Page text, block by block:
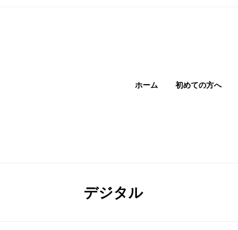
ホーム 初めての方へ
タグ
:
デジタル